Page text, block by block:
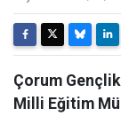
Çorum
Milli Eğitim